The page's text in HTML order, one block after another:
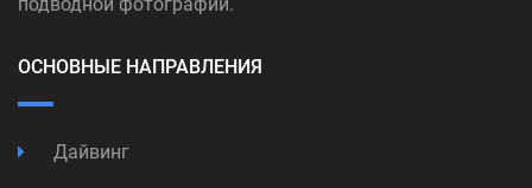
ОСНОВНЫЕ НАПРАВЛЕНИЯ
Дайвинг